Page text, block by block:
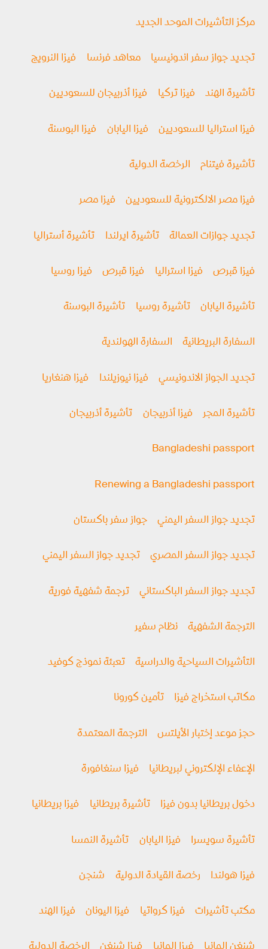
مركز التأشيرات الموحد الجديد
تجديد جواز سفر اندونيسيا معاهد فرنسا فيزا النرويج
تأشيرة الهند فيزا تركيا فيزا أذربيجان للسعوديين
فيزا استراليا للسعوديين فيزا اليابان فيزا البوسنة
تأشيرة فيتنام الرخصة الدولية
فيزا مصر الالكترونية للسعوديين فيزا مصر
تجديد جوازات العمالة تأشيرة ايرلندا تأشيرة أستراليا
فيزا قبرص فيزا استراليا فيزا قبرص فيزا روسيا
تأشيرة اليابان تأشيرة روسيا تأشيرة البوسنة
السفارة البريطانية السفارة الهولندية
تجديد الجواز الاندونيسي فيزا نيوزيلندا فيزا هنغاريا
تأشيرة المجر فيزا أذربيجان تأشيرة أذربيجان
Bangladeshi passport
Renewing a Bangladeshi passport
تجديد جواز السفر اليمني جواز سفر باكستان
تجديد جواز السفر المصري تجديد جواز السفر اليمني
تجديد جواز السفر الباكستاني ترجمة شفهية فورية
الترجمة الشفهية نظام سفير
التأشيرات السياحية والدراسية تعبئة نموذج كوفيد
مكاتب استخراج فيزا تأمين كورونا
حجز موعد إختبار الأيلتس الترجمة المعتمدة
الإعفاء الإلكتروني لبريطانيا فيزا سنغافورة
دخول بريطانيا بدون فيزا تأشيرة بريطانيا فيزا بريطانيا
تأشيرة سويسرا فيزا اليابان تأشيرة النمسا
فيزا هولندا رخصة القيادة الدولية شنجن
مكتب تأشيرات فيزا كرواتيا فيزا اليونان فيزا الهند